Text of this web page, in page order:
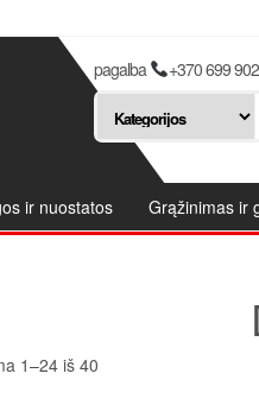
pagalba +370 699
ir nuostatos Grąžinimas ir
1–24 iš 40